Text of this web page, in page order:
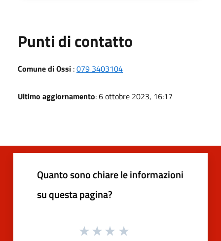
Punti di contatto
Comune di Ossi :079 3403104
Ultimo aggiornamento: 6 ottobre 2023, 16:17
Quanto sono chiare le informazioni
su questa pagina?